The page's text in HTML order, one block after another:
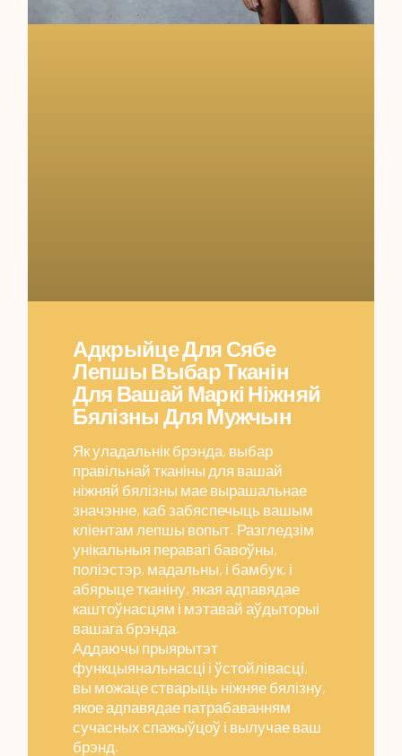
Адкрыйце Для Сябе
Лепшы Выбар Тканін
Для Вашай Маркі Ніжняй
Бялізны Для Мужчын
Як уладальнік брэнда, выбар
правільнай тканіны для вашай
ніжняй бялізны мае вырашальнае
значэнне, каб забяспечыць вашым
кліентам лепшы вопыт. Разгледзім
унікальныя перавагі бавоўны,
поліэстэр, мадальны, і бамбук, і
абярыце тканіну, якая адпавядае
каштоўнасцям і мэтавай аўдыторыі
вашага брэнда.
Аддаючы прыярытэт
функцыянальнасці і ўстойлівасці,
вы можаце стварыць ніжняе бялізну,
якое адпавядае патрабаванням
сучасных спажыўцоў і вылучае ваш
брэнд.